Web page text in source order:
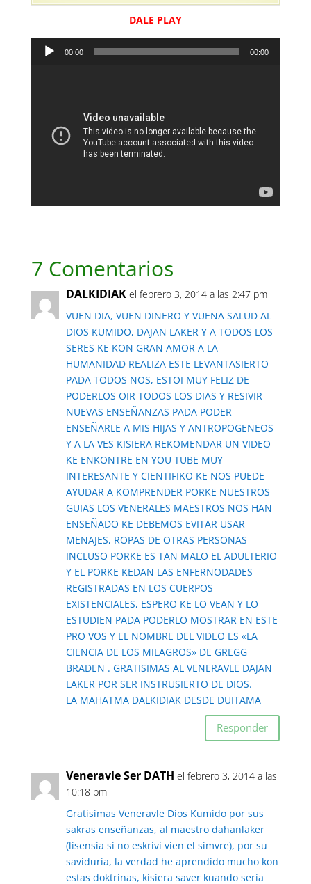
DALE PLAY
Reproductor
00:00 00:00
7 Comentarios
DALKIDIAK el febrero 3, 2014 a las 2:47 pm
VUEN DIA, VUEN DINERO Y VUENA SALUD AL
DIOS KUMIDO, DAJAN LAKER Y A TODOS LOS
SERES KE KON GRAN AMOR A LA
HUMANIDAD REALIZA ESTE LEVANTASIERTO
PADA TODOS NOS, ESTOI MUY FELIZ DE
PODERLOS OIR TODOS LOS DIAS Y RESIVIR
NUEVAS ENSEÑANZAS PADA PODER
ENSEÑARLE A MIS HIJAS Y ANTROPOGENEOS
Y A LA VES KISIERA REKOMENDAR UN VIDEO
KE ENKONTRE EN YOU TUBE MUY
INTERESANTE Y CIENTIFIKO KE NOS PUEDE
AYUDAR A KOMPRENDER PORKE NUESTROS
GUIAS LOS VENERALES MAESTROS NOS HAN
ENSEÑADO KE DEBEMOS EVITAR USAR
MENAJES, ROPAS DE OTRAS PERSONAS
INCLUSO PORKE ES TAN MALO EL ADULTERIO
Y EL PORKE KEDAN LAS ENFERNODADES
REGISTRADAS EN LOS CUERPOS
EXISTENCIALES, ESPERO KE LO VEAN Y LO
ESTUDIEN PADA PODERLO MOSTRAR EN ESTE
PRO VOS Y EL NOMBRE DEL VIDEO ES «LA
CIENCIA DE LOS MILAGROS» DE GREGG
BRADEN . GRATISIMAS AL VENERAVLE DAJAN
LAKER POR SER INSTRUSIERTO DE DIOS.
LA MAHATMA DALKIDIAK DESDE DUITAMA
Responder
Veneravle Ser DATH el febrero 3, 2014 a las
10:18 pm
Gratisimas Veneravle Dios Kumido por sus
sakras enseñanzas, al maestro dahanlaker
(lisensia si no eskriví vien el simvre), por su
saviduria, la verdad he aprendido mucho kon
estas doktrinas, kisiera saver kuando sería